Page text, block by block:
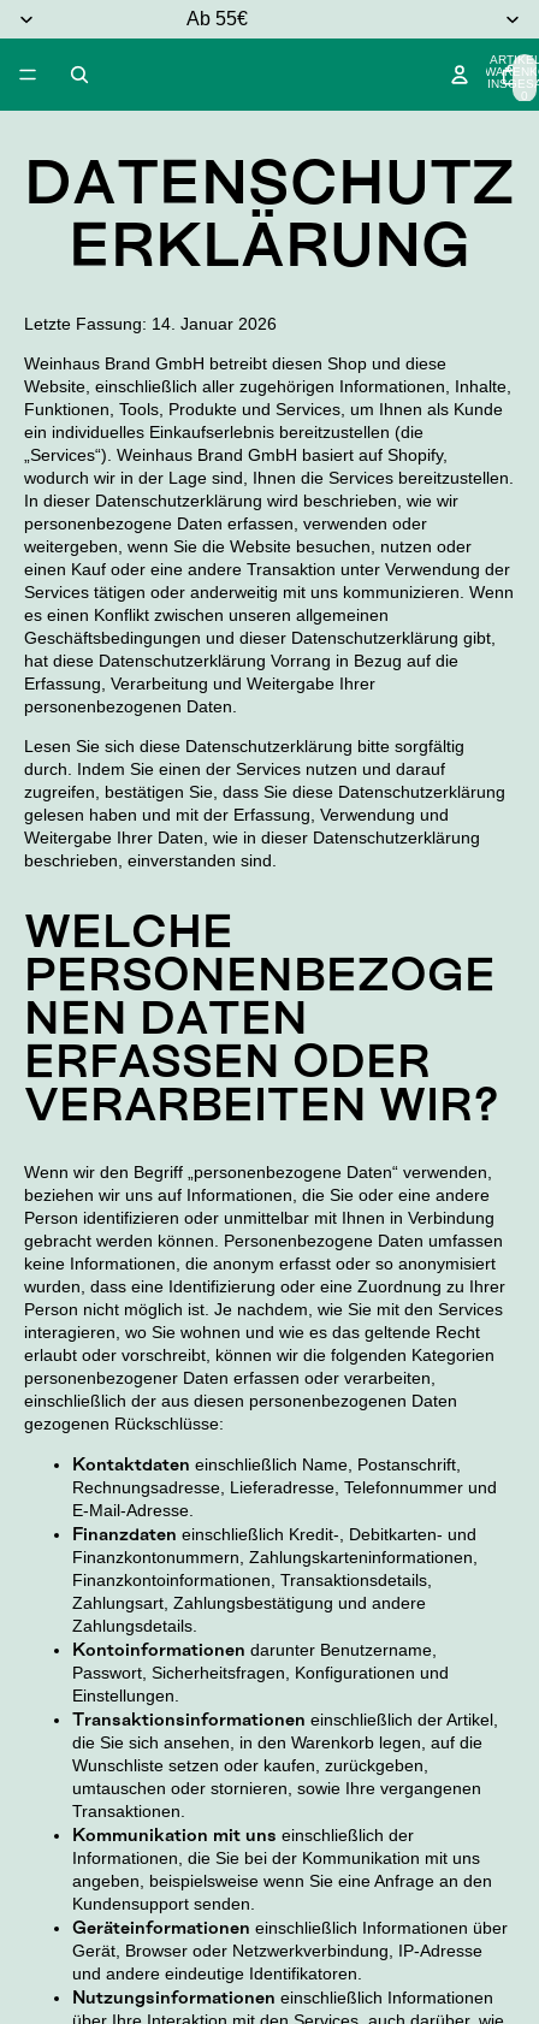
Ab 55€
0
DATENSCHUTZ
ERKLÄRUNG
Letzte Fassung: 14. Januar 2026
Weinhaus Brand GmbH betreibt diesen Shop und diese
Website, einschließlich aller zugehörigen Informationen, Inhalte,
Funktionen, Tools, Produkte und Services, um Ihnen als Kunde
ein individuelles Einkaufserlebnis bereitzustellen (die
„Services“). Weinhaus Brand GmbH basiert auf Shopify,
wodurch wir in der Lage sind, Ihnen die Services bereitzustellen.
In dieser Datenschutzerklärung wird beschrieben, wie wir
personenbezogene Daten erfassen, verwenden oder
weitergeben, wenn Sie die Website besuchen, nutzen oder
einen Kauf oder eine andere Transaktion unter Verwendung der
Services tätigen oder anderweitig mit uns kommunizieren. Wenn
es einen Konflikt zwischen unseren allgemeinen
Geschäftsbedingungen und dieser Datenschutzerklärung gibt,
hat diese Datenschutzerklärung Vorrang in Bezug auf die
Erfassung, Verarbeitung und Weitergabe Ihrer
personenbezogenen Daten.
Lesen Sie sich diese Datenschutzerklärung bitte sorgfältig
durch. Indem Sie einen der Services nutzen und darauf
zugreifen, bestätigen Sie, dass Sie diese Datenschutzerklärung
gelesen haben und mit der Erfassung, Verwendung und
Weitergabe Ihrer Daten, wie in dieser Datenschutzerklärung
beschrieben, einverstanden sind.
WELCHE
PERSONENBEZOGE
NEN DATEN
ERFASSEN ODER
VERARBEITEN WIR?
Wenn wir den Begriff „personenbezogene Daten“ verwenden,
beziehen wir uns auf Informationen, die Sie oder eine andere
Person identifizieren oder unmittelbar mit Ihnen in Verbindung
gebracht werden können. Personenbezogene Daten umfassen
keine Informationen, die anonym erfasst oder so anonymisiert
wurden, dass eine Identifizierung oder eine Zuordnung zu Ihrer
Person nicht möglich ist. Je nachdem, wie Sie mit den Services
interagieren, wo Sie wohnen und wie es das geltende Recht
erlaubt oder vorschreibt, können wir die folgenden Kategorien
personenbezogener Daten erfassen oder verarbeiten,
einschließlich der aus diesen personenbezogenen Daten
gezogenen Rückschlüsse:
Kontaktdaten einschließlich Name, Postanschrift,
Rechnungsadresse, Lieferadresse, Telefonnummer und
E-Mail-Adresse.
Finanzdaten einschließlich Kredit-, Debitkarten- und
Finanzkontonummern, Zahlungskarteninformationen,
Finanzkontoinformationen, Transaktionsdetails,
Zahlungsart, Zahlungsbestätigung und andere
Zahlungsdetails.
Kontoinformationen darunter Benutzername,
Passwort, Sicherheitsfragen, Konfigurationen und
Einstellungen.
Transaktionsinformationen einschließlich der Artikel,
die Sie sich ansehen, in den Warenkorb legen, auf die
Wunschliste setzen oder kaufen, zurückgeben,
umtauschen oder stornieren, sowie Ihre vergangenen
Transaktionen.
Kommunikation mit uns einschließlich der
Informationen, die Sie bei der Kommunikation mit uns
angeben, beispielsweise wenn Sie eine Anfrage an den
Kundensupport senden.
Geräteinformationen einschließlich Informationen über
Gerät, Browser oder Netzwerkverbindung, IP-Adresse
und andere eindeutige Identifikatoren.
Nutzungsinformationen einschließlich Informationen